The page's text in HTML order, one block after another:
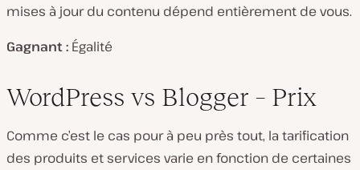
mises à jour du contenu dépend entièrement de vous.
Gagnant : Égalité
WordPress vs Blogger – Prix
Comme c’est le cas pour à peu près tout, la tarification
des produits et services varie en fonction de certaines